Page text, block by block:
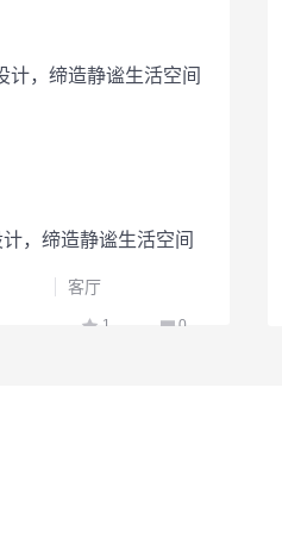
，缔造静谧生活空间
客厅
1 0